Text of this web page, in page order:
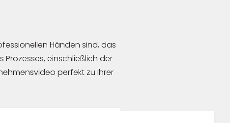
Händen sind, das
einschließlich der
perfekt zu Ihrer